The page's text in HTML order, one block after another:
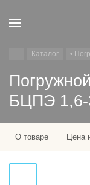
Каталог •
БЦПЭ
О товаре Цена